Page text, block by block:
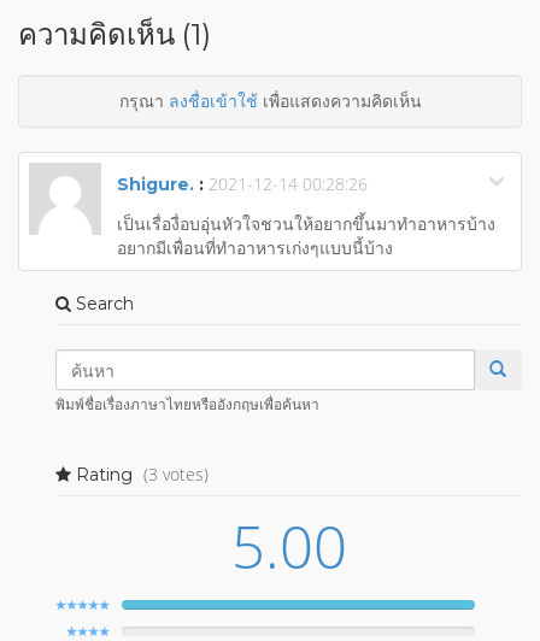
ความคิดเห็น (1)
กรุณา ลงชื่อเข้าใช้เพื่อแสดงความคิดเห็น
Shigure. : 2021-12-14 00:28:26
เป็นเรื่องื่อบอุ่นหัวใจชวนให้อยากขึ้นมาทำอาหารบ้าง
อยากมีเพื่อนที่ทำอาหารเก่งๆแบบนี้บ้าง
Search
พิมพ์ชื่อเรื่องภาษาไทยหรืออังกฤษเพื่อค้นหา
Rating (3 votes)
5.00